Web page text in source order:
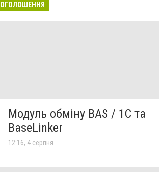
ОГОЛОШЕННЯ
Модуль обміну BAS / 1C та
BaseLinker
12:16, 4 серпня